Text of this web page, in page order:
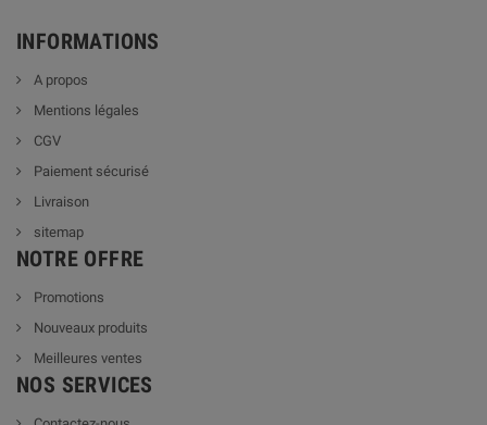
INFORMATIONS
A propos
Mentions légales
CGV
Paiement sécurisé
Livraison
sitemap
NOTRE OFFRE
Promotions
Nouveaux produits
Meilleures ventes
NOS SERVICES